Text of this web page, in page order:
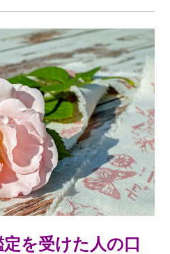
を受けた人の口